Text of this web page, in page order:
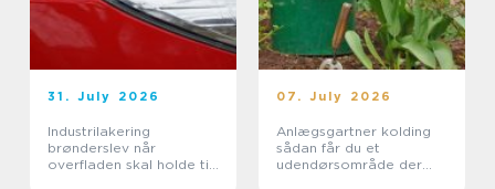
31. July 2026
Industrilakering
brønderslev når
overfladen skal holde til
07. July 2026
Anlægsgartner kolding
sådan får du et
udendørsområde der